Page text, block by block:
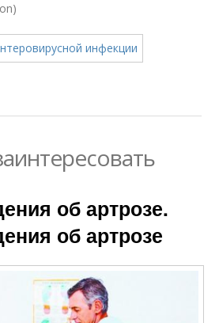
об артрозе.
об артрозе